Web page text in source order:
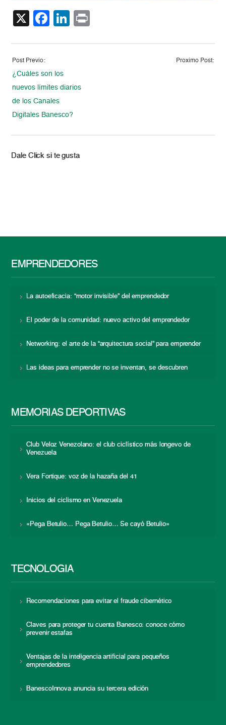
X Facebook
LinkedIn
Post Previo:
¿Cuáles son los
nuevos límites diarios
de los Canales
Digitales Banesco?
Proximo Post:
Dale Click si te gusta
EMPRENDEDORES
La autoeficacia: “motor invisible” del emprendedor
El poder de la comunidad: nuevo activo del emprendedor
Networking: el arte de la “arquitectura social” para emprender
Las ideas para emprender no se inventan, se descubren
MEMORIAS DEPORTIVAS
Club Veloz Venezolano: el club ciclístico más longevo de
Venezuela
Vera Fortique: voz de la hazaña del 41
Inicios del ciclismo en Venezuela
«Pega Betulio… Pega Betulio… Se cayó Betulio»
TECNOLOGÍA
Recomendaciones para evitar el fraude cibernético
Claves para proteger tu cuenta Banesco: conoce cómo
prevenir estafas
Ventajas de la inteligencia artificial para pequeños
emprendedores
BanescoInnova anuncia su tercera edición